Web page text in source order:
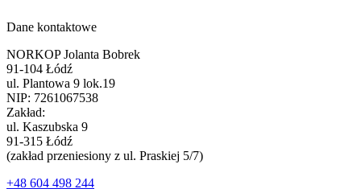
Dane kontaktowe
NORKOP Jolanta Bobrek
91-104 Łódź
ul. Plantowa 9 lok.19
NIP: 7261067538
Zakład:
ul. Kaszubska 9
91-315 Łódź
(zakład przeniesiony z ul. Praskiej 5/7)
+48 604 498 244